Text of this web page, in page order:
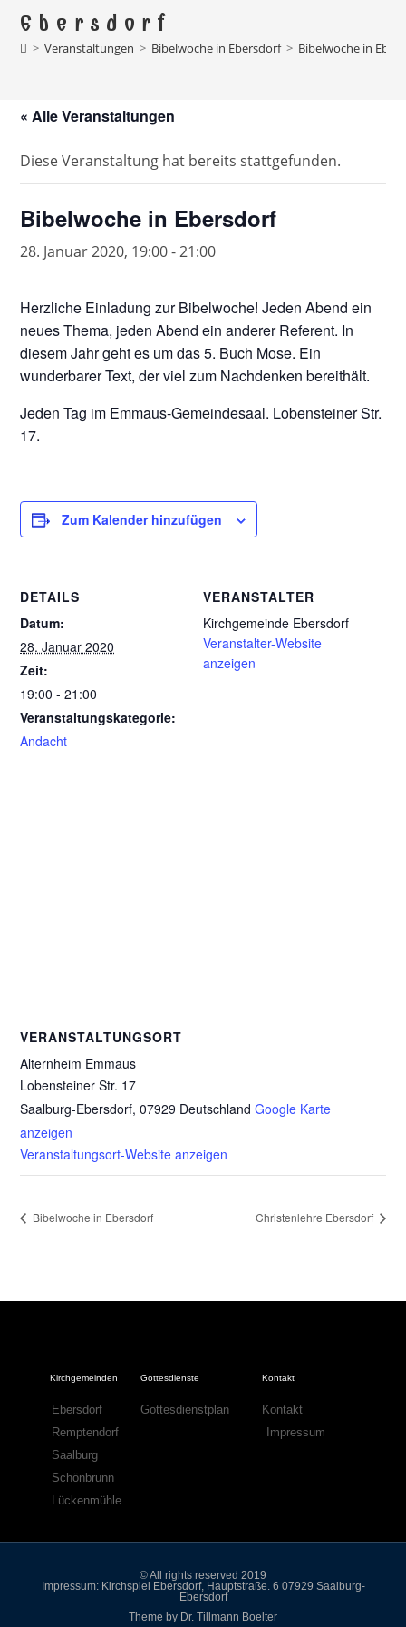
Ebersdorf
> Veranstaltungen > Bibelwoche in Ebersdorf > Bibelwoche in
« Alle Veranstaltungen
Diese Veranstaltung hat bereits stattgefunden.
Bibelwoche in Ebersdorf
28. Januar 2020, 19:00-21:00
Herzliche Einladung zur Bibelwoche! Jeden Abend ein
neues Thema, jeden Abend ein anderer Referent. In
diesem Jahr geht es um das 5. Buch Mose. Ein
wunderbarer Text, der viel zum Nachdenken bereithält.
Jeden Tag im Emmaus-Gemeindesaal. Lobensteiner Str.
17.
Zum Kalender hinzufügen
DETAILS
Datum:
28. Januar 2020
Zeit:
19:00 - 21:00
Veranstaltungskategorie:
Andacht
VERANSTALTER
Kirchgemeinde Ebersdorf
Veranstalter-Website
anzeigen
VERANSTALTUNGSORT
Alternheim Emmaus
Lobensteiner Str. 17
Saalburg-Ebersdorf, 07929 Deutschland Google Karte
anzeigen
Veranstaltungsort-Website anzeigen
Bibelwoche in Ebersdorf Christenlehre Ebersdorf
Kirchgemeinden
Ebersdorf
Remptendorf
Saalburg
Schönbrunn
Lückenmühle
Gottesdienste
Gottesdienstplan
Kontakt
Kontakt
Impressum
© All rights reserved 2019
Impressum: Kirchspiel Ebersdorf, Hauptstraße. 6 07929 Saalburg-
Ebersdorf
Theme by Dr. Tillmann Boelter